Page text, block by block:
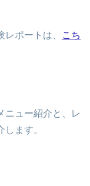
ポートは、
こち
ニュー紹介と、レ
ます。